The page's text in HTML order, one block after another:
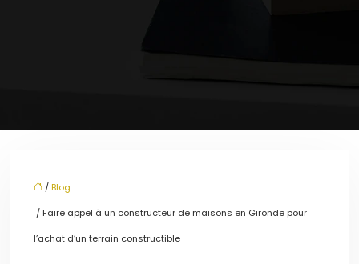
/ Blog
/ Faire appel à un constructeur de maisons en Gironde pour
l’achat d’un terrain constructible